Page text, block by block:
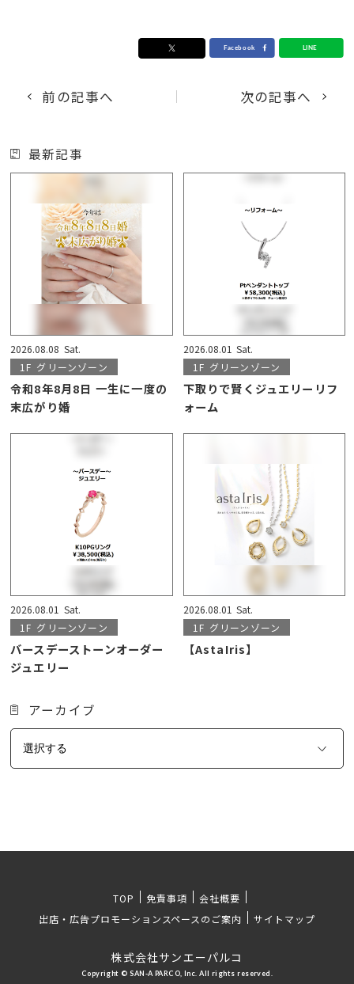
前の記事へ 次の記事へ
最新記事
2026.08.08 Sat.
1F グリーンゾーン
令和8年8月8日 一生に一度の
末広がり婚
2026.08.01 Sat.
1F グリーンゾーン
下取りで賢くジュエリーリフ
ォーム
2026.08.01 Sat.
1F グリーンゾーン
バースデーストーンオーダー
ジュエリー
2026.08.01 Sat.
1F グリーンゾーン
【AstaIris】
アーカイブ
TOP 免責事項
会社概要
出店・広告プロモーションスペースのご案内
サイトマップ
株式会社サンエーパルコ
Copyright © SAN-A PARCO, Inc. All rights reserved.